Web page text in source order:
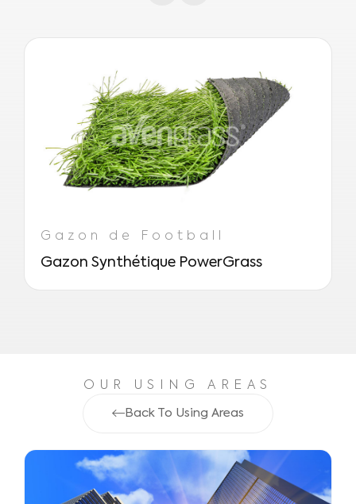
à vos objectifs spécifiques.
fréquent est nécessaire et les
performances sont garanties pendant
longtemps.
Gazon de Football
Gazon Synthétique PowerGrass
OUR USING AREAS
Back To Using Areas